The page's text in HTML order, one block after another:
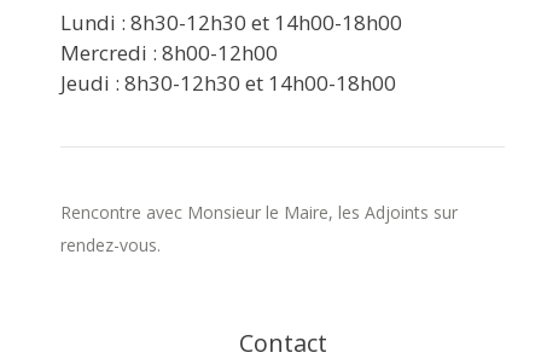
Lundi : 8h30-12h30 et 14h00-18h00
Mercredi : 8h00-12h00
Jeudi : 8h30-12h30 et 14h00-18h00
Rencontre avec Monsieur le Maire, les Adjoints sur
rendez-vous.
Contact